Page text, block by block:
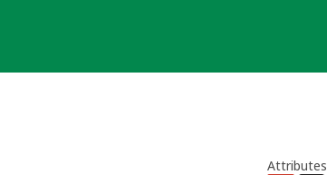
Attributes